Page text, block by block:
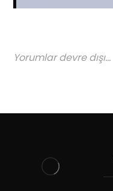
Yorumlar devre dışı...